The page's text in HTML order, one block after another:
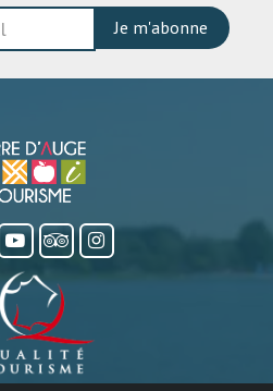
Je m'abonne